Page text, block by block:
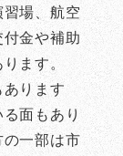
場、航空
金や補助
ます。
ります
面もあり
の一部は市